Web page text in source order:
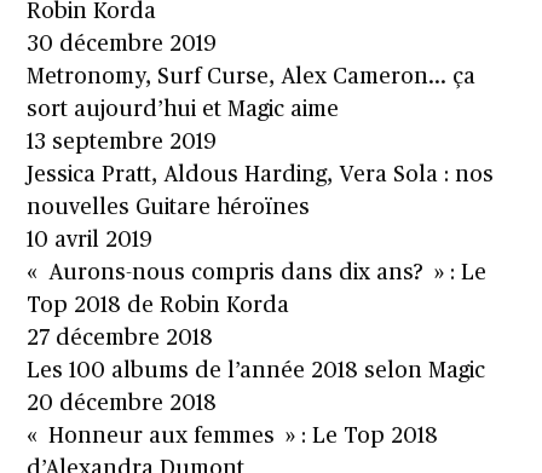
Robin Korda
30 décembre 2019
Metronomy, Surf Curse, Alex Cameron… ça
sort aujourd’hui et Magic aime
13 septembre 2019
Jessica Pratt, Aldous Harding, Vera Sola : nos
nouvelles Guitare héroïnes
10 avril 2019
« Aurons-nous compris dans dix ans? » : Le
Top 2018 de Robin Korda
27 décembre 2018
Les 100 albums de l’année 2018 selon Magic
20 décembre 2018
« Honneur aux femmes » : Le Top 2018